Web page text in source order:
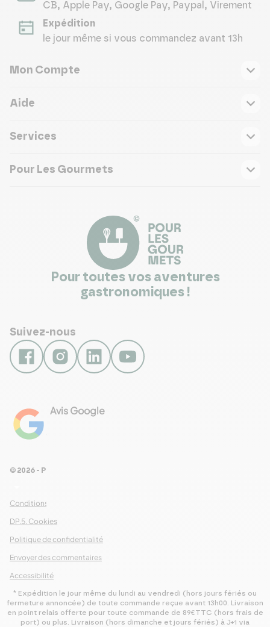
CB, Apple Pay, Google Pay, Paypal, Virement
Expédition
le jour même si vous commandez avant 13h
Mon Compte
Aide
Services
Pour Les Gourmets
Pour toutes vos aventures
gastronomiques !
Suivez-nous
Avis Google
Conditions Générales de Ventes
DP.5. Cookies
Politique de confidentialité
Envoyer des commentaires
Accessibilité
© 2026 - Pour Les Gourmets
* Expédition le jour même du lundi au vendredi (hors jours fériés ou
fermeture annoncée) de toute commande reçue avant 13h00. Livraison
en point relais offerte pour toute commande de 89€TTC (hors frais de
port) ou plus. Livraison (hors dimanche et jours fériés) à J+1 via